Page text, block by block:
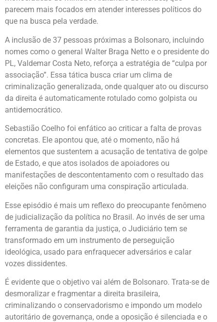
parecem mais focados em atender interesses políticos do
que na busca pela verdade.
A inclusão de 37 pessoas próximas a Bolsonaro, incluindo
nomes como o general Walter Braga Netto e o presidente do
PL, Valdemar Costa Neto, reforça a estratégia de “culpa por
associação”. Essa tática busca criar um clima de
criminalização generalizada, onde qualquer ato ou discurso
da direita é automaticamente rotulado como golpista ou
antidemocrático.
Sebastião Coelho foi enfático ao criticar a falta de provas
concretas. Ele apontou que, até o momento, não há
elementos que sustentem a acusação de tentativa de golpe
de Estado, e que atos isolados de apoiadores ou
manifestações de descontentamento com o resultado das
eleições não configuram uma conspiração articulada.
Esse episódio é mais um reflexo do preocupante fenômeno
de judicialização da política no Brasil. Ao invés de ser uma
ferramenta de garantia da justiça, o Judiciário tem se
transformado em um instrumento de perseguição
ideológica, usado para enfraquecer adversários e calar
vozes dissidentes.
É evidente que o objetivo vai além de Bolsonaro. Trata-se de
desmoralizar e fragmentar a direita brasileira,
criminalizando o conservadorismo e impondo um modelo
autoritário de governança, onde a oposição é silenciada e o